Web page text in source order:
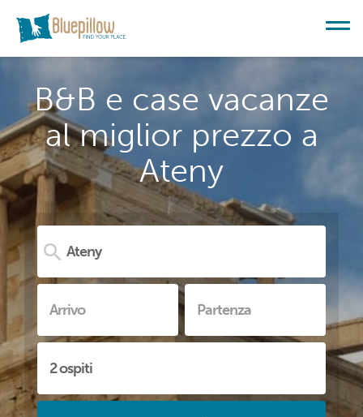
B&B e case vacanze
al miglior prezzo a
Ateny